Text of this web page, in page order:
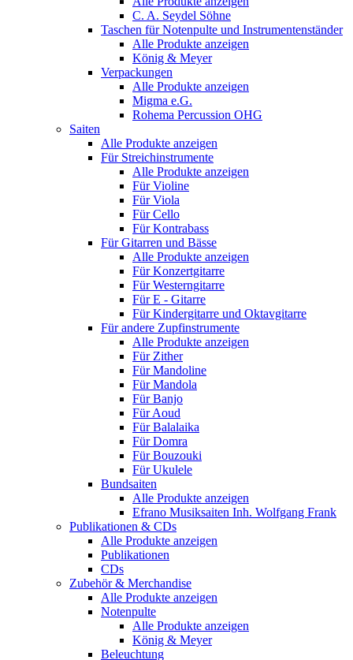
C. A. Seydel Söhne
Taschen für Notenpulte und Instrumentenständer
Alle Produkte anzeigen
König & Meyer
Verpackungen
Alle Produkte anzeigen
Migma e.G.
Rohema Percussion OHG
Saiten
Alle Produkte anzeigen
Für Streichinstrumente
Alle Produkte anzeigen
Für Violine
Für Viola
Für Cello
Für Kontrabass
Für Gitarren und Bässe
Alle Produkte anzeigen
Für Konzertgitarre
Für Westerngitarre
Für E - Gitarre
Für Kindergitarre und Oktavgitarre
Für andere Zupfinstrumente
Alle Produkte anzeigen
Für Zither
Für Mandoline
Für Mandola
Für Banjo
Für Aoud
Für Balalaika
Für Domra
Für Bouzouki
Für Ukulele
Bundsaiten
Alle Produkte anzeigen
Efrano Musiksaiten Inh. Wolfgang Frank
Publikationen & CDs
Alle Produkte anzeigen
Publikationen
CDs
Zubehör & Merchandise
Alle Produkte anzeigen
Notenpulte
Alle Produkte anzeigen
König & Meyer
Beleuchtung